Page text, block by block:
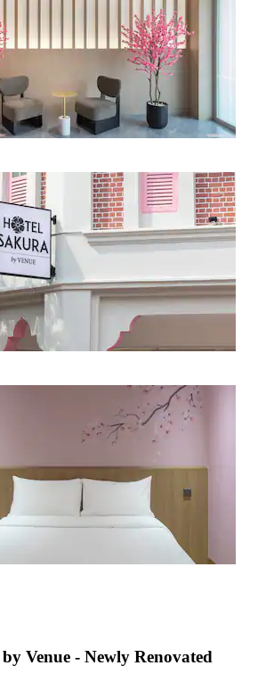
Venue - Newly Renovated